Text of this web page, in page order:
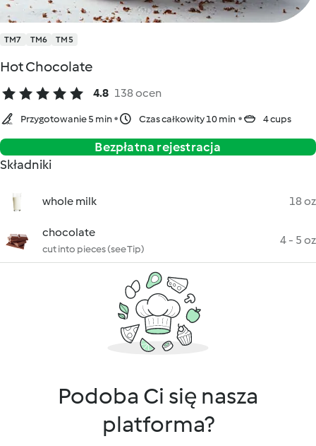
TM7 TM6 TM5
Hot Chocolate
4.8 138 ocen
Przygotowanie 5 min Czas całkowity 10 min 4 cups
Bezpłatna rejestracja
Składniki
whole milk 18 oz
chocolate
cut into pieces (see Tip)
4 - 5 oz
Podoba Ci się nasza
platforma?